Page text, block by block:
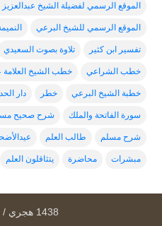
الموقع الرسمي لفضيلة الشيخ
الموقع الرسمي للشيخ البرعي
تفسير ابن كثير تلاوة بصوت السعيدي
خطب الشراعي خطب الشيخ العلامة
خطبة الشيخ البرعي خطر دار
سورة الفاتحة والملك شرح صحيح
شرح مسلم طالب العلم
مبشرات محاضرة يتثاقلون العلم
1438 هجري / 2017 ميلادي